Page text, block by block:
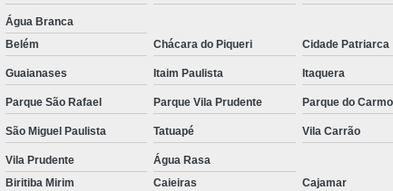
Termografia para Industrias
Termografia por Infravermelho
Auto Transformador Monofásico
Auto
Transformador de Energia Isolador
Transformador de Energia Trifásico
Água Branca
Belém Chácara do Piqueri Cidade Patriarca
Guaianases Itaim Paulista Itaquera
Parque São Rafael Parque Vila Prudente Parque do Carmo
São Miguel Paulista Tatuapé Vila Carrão
Vila Prudente
Água Rasa
Biritiba Mirim Caieiras Cajamar